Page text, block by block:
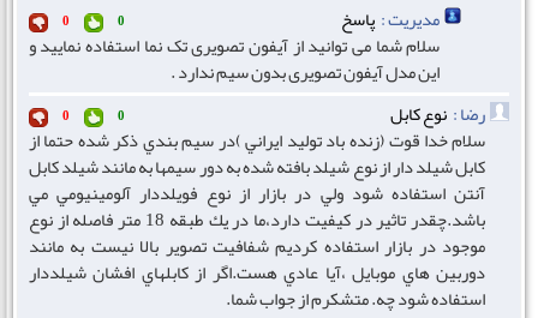
مدیریت :پاسخ 0
0
سلام شما می توانید از آیفون تصویری تک نما استفاده نمایید و
این مدل آیفون تصویری بدون سیم ندارد .
رضا : نوع كابل 0
0
سلام خدا قوت (زنده باد توليد ايراني )در سيم بندي ذكر شده حتما از
كابل شيلد دار از نوع شيلد بافته شده به دور سيمها به مانند شيلد كابل
آنتن استفاده شود ولي در بازار از نوع فويلددار آلومينيومي مي
باشد.چقدر تاثير در كيفيت دارد،ما در يك طبقه 18 متر فاصله از نوع
موجود در بازار استفاده كرديم شفافيت تصوير بالا نيست به مانند
دوربين هاي موبايل ،آيا عادي هست.اگر از كابلهاي افشان شيلددار
استفاده شود چه. متشكرم از جواب شما.